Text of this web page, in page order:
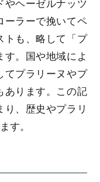
やヘーゼルナッツ
ーラーで挽いてペ
トも、略して「プ
。国や地域によ
てプラリーヌやプ
あります。この記
、歴史やプラリ
す。